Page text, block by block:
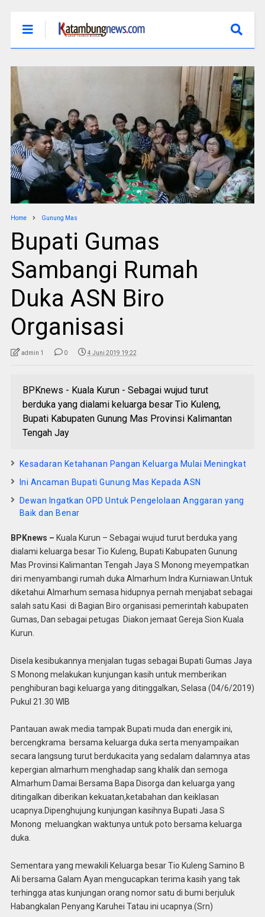
Home Gunung Mas
Bupati Gumas
Sambangi Rumah
Duka ASN Biro
Organisasi
admin 1 0 4 Juni 2019 19:22
BPKnews - Kuala Kurun - Sebagai wujud turut
berduka yang dialami keluarga besar Tio Kuleng,
Bupati Kabupaten Gunung Mas Provinsi Kalimantan
Tengah Jay
Kesadaran Ketahanan Pangan Keluarga Mulai Meningkat
Ini Ancaman Bupati Gunung Mas Kepada ASN
Dewan Ingatkan OPD Untuk Pengelolaan Anggaran yang
Baik dan Benar
BPKnews – Kuala Kurun – Sebagai wujud turut berduka yang
dialami keluarga besar Tio Kuleng, Bupati Kabupaten Gunung
Mas Provinsi Kalimantan Tengah Jaya S Monong meyempatkan
diri menyambangi rumah duka Almarhum Indra Kurniawan.Untuk
diketahui Almarhum semasa hidupnya pernah menjabat sebagai
salah satu Kasi di Bagian Biro organisasi pemerintah kabupaten
Gumas, Dan sebagai petugas Diakon jemaat Gereja Sion Kuala
Kurun.
Disela kesibukannya menjalan tugas sebagai Bupati Gumas Jaya
S Monong melakukan kunjungan kasih untuk memberikan
penghiburan bagi keluarga yang ditinggalkan, Selasa (04/6/2019)
Pukul 21.30 WIB
Pantauan awak media tampak Bupati muda dan energik ini,
bercengkrama bersama keluarga duka serta menyampaikan
secara langsung turut berdukacita yang sedalam dalamnya atas
kepergian almarhum menghadap sang khalik dan semoga
Almarhum Damai Bersama Bapa Disorga dan keluarga yang
ditingalkan diberikan kekuatan,ketabahan dan keiklasan
ucapnya.Dipenghujung kunjungan kasihnya Bupati Jasa S
Monong meluangkan waktunya untuk poto bersama keluarga
duka.
Sementara yang mewakili Keluarga besar Tio Kuleng Samino B
Ali bersama Galam Ayan mengucapkan terima kasih yang tak
terhingga atas kunjungan orang nomor satu di bumi berjuluk
Habangkalan Penyang Karuhei Tatau ini ucapnya.(Srn)